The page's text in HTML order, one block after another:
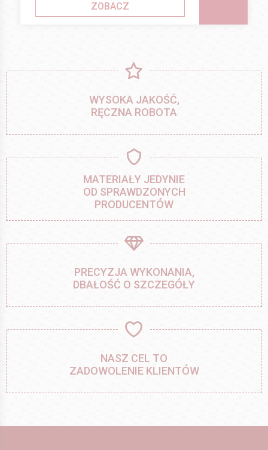
ZOBACZ
WYSOKA JAKOŚĆ,
RĘCZNA ROBOTA
MATERIAŁY JEDYNIE
OD SPRAWDZONYCH
PRODUCENTÓW
PRECYZJA WYKONANIA,
DBAŁOŚĆ O SZCZEGÓŁY
NASZ CEL TO
ZADOWOLENIE KLIENTÓW